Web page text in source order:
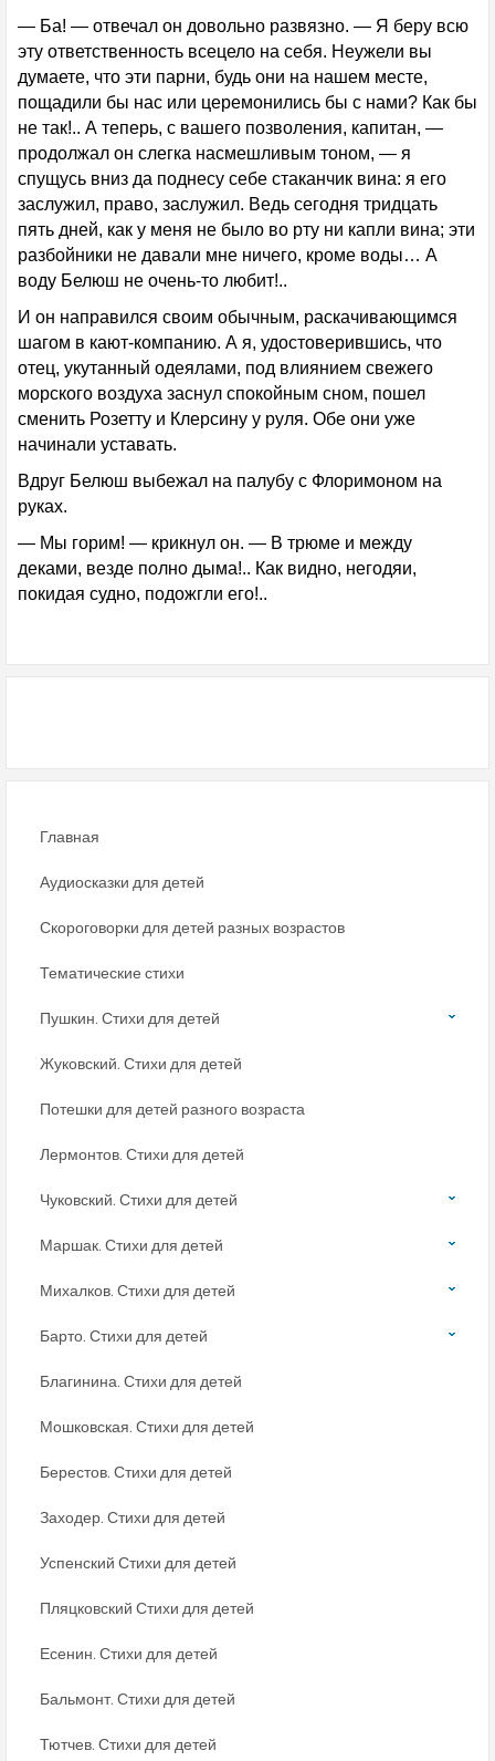
— Ба! — отвечал он довольно развязно. — Я беру всю
эту ответственность всецело на себя. Неужели вы
думаете, что эти парни, будь они на нашем месте,
пощадили бы нас или церемонились бы с нами? Как бы
не так!.. А теперь, с вашего позволения, капитан, —
продолжал он слегка насмешливым тоном, — я
спущусь вниз да поднесу себе стаканчик вина: я его
заслужил, право, заслужил. Ведь сегодня тридцать
пять дней, как у меня не было во рту ни капли вина; эти
разбойники не давали мне ничего, кроме воды… А
воду Белюш не очень-то любит!..
И он направился своим обычным, раскачивающимся
шагом в кают-компанию. А я, удостоверившись, что
отец, укутанный одеялами, под влиянием свежего
морского воздуха заснул спокойным сном, пошел
сменить Розетту и Клерсину у руля. Обе они уже
начинали уставать.
Вдруг Белюш выбежал на палубу с Флоримоном на
руках.
— Мы горим! — крикнул он. — В трюме и между
деками, везде полно дыма!.. Как видно, негодяи,
покидая судно, подожгли его!..
Главная
Аудиосказки для детей
Скороговорки для детей разных возрастов
Тематические стихи
Пушкин. Стихи для детей
Жуковский. Стихи для детей
Потешки для детей разного возраста
Лермонтов. Стихи для детей
Чуковский. Стихи для детей
Маршак. Стихи для детей
Михалков. Стихи для детей
Барто. Стихи для детей
Благинина. Стихи для детей
Мошковская. Стихи для детей
Берестов. Стихи для детей
Заходер. Стихи для детей
Успенский Стихи для детей
Пляцковский Стихи для детей
Есенин. Стихи для детей
Бальмонт. Стихи для детей
Тютчев. Стихи для детей